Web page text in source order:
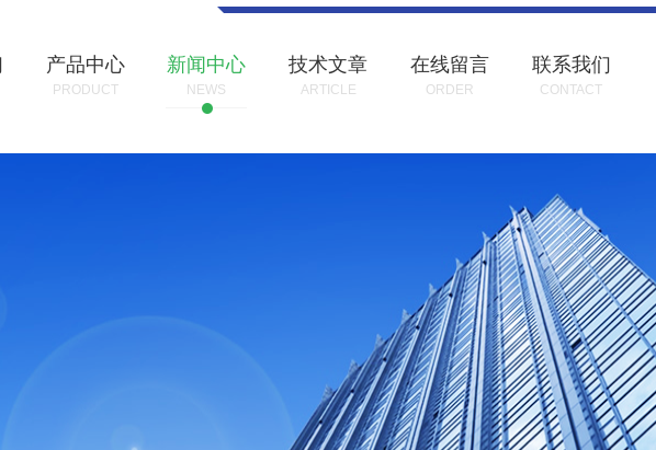
产品中心
PRODUCT
新闻中心
NEWS
技术文章
ARTICLE
在线留言
ORDER
联系我们
CONTACT